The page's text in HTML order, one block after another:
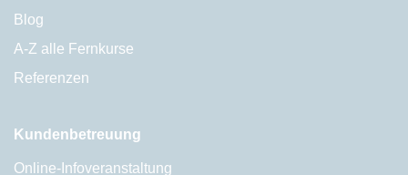
Blog
A-Z alle Fernkurse
Referenzen
Kundenbetreuung
Online-Infoveranstaltung